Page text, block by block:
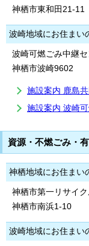
神栖市東和田21-11
波崎地域にお住まい
波崎可燃ごみ中継
神栖市波崎9602
施設案内 鹿島
施設案内 波崎
資源・不燃ごみ・
神栖地域にお住まい
神栖市第一リサイ
神栖市南浜1-10
波崎地域にお住まい